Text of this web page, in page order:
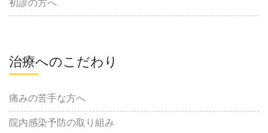
初診の方へ
治療へのこだわり
痛みの苦手な方へ
院内感染予防の取り組み